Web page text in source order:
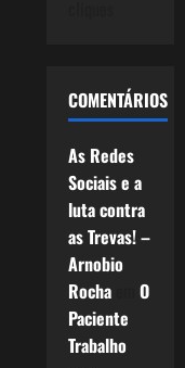
COMENTÁRIOS
As Redes
Sociais e a
luta contra
as Trevas! –
Arnobio
Rochaem O
Paciente
Trabalho